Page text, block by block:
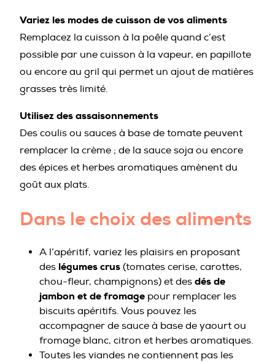
Variez les modes de cuisson de vos aliments
Remplacez la cuisson à la poêle quand c’est
possible par une cuisson à la vapeur, en papillote
ou encore au gril qui permet un ajout de matières
grasses très limité.
Utilisez des assaisonnements
Des coulis ou sauces à base de tomate peuvent
remplacer la crème ; de la sauce soja ou encore
des épices et herbes aromatiques amènent du
goût aux plats.
Dans le choix des aliments
A l’apéritif, variez les plaisirs en proposant
des légumes crus (tomates cerise, carottes,
chou-fleur, champignons) et des dés de
jambon et de fromage pour remplacer les
biscuits apéritifs. Vous pouvez les
accompagner de sauce à base de yaourt ou
fromage blanc, citron et herbes aromatiques.
Toutes les viandes ne contiennent pas les